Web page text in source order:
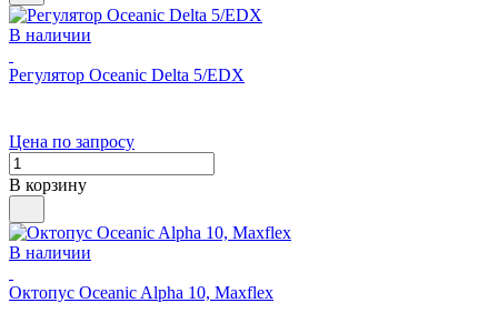
В наличии
Регулятор Oceanic Delta 5/EDX
Цена по запросу
В корзину
В наличии
Октопус Oceanic Alpha 10, Maxflex